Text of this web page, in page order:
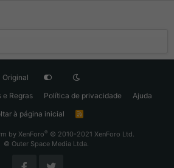
Original
e Regras Política de privacidade
Ajuda
à página inicial
R
by XenForo® © 2010-2021 XenForo Ltd.
© Outer Space Media Ltda.